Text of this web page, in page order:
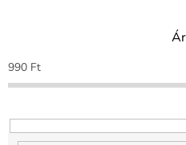
r
e
d
e
Ár
990 Ft